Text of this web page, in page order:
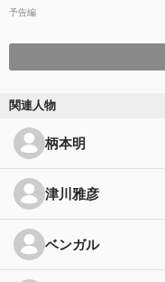
予告編
関連人物
柄本明
津川雅彦
ベンガル